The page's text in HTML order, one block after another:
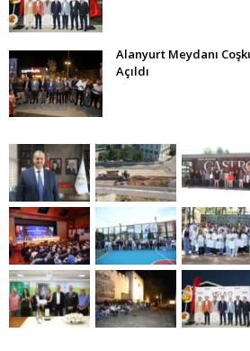
Alanyurt Meydanı
Açıldı